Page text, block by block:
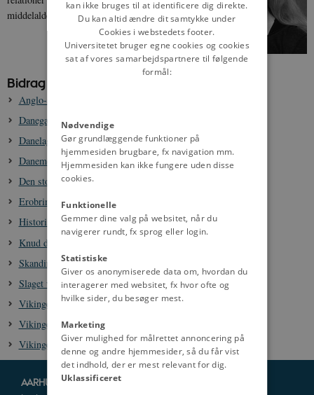
middelalder
Bidrag til danmarkshistorien.dk:
Anglo-skandinavisk kultur
Danegæld - vikingernes opkrævninger af tribut
Danelagen
Danemordet 13. november 1002
Den store hær 865-878
Erobringstogter til England 991-1016
Historisk maleri - Midvinterblot
Knud den Store, ca. 995-1035
Skandinaviske bosættelser i England
Slaget ved Stamford Bridge i 1066
Vikingerne i England, 793-1066
Vikingetidens York
Vikingetogter i England 793-896
AARHUS UNIVERSITET
kan ikke bruges til at identificere dig direkte.
Du kan altid ændre dit samtykke under
Cookies i webstedets footer.
Universitetet bruger egne cookies og cookies
sat af vores samarbejdspartnere til følgende
formål:
Nødvendige
Gør grundlæggende funktioner på
hjemmesiden brugbare, fx navigation mm.
Hjemmesiden kan ikke fungere uden disse
cookies.
Funktionelle
Gemmer dine valg på websitet, når du
navigerer rundt, fx sprog eller login.
Statistiske
Giver os anonymiserede data om, hvordan du
interagerer med websitet, fx hvor ofte og
hvilke sider, du besøger mest.
Marketing
Giver mulighed for målrettet annoncering på
denne og andre hjemmesider, så du får vist
det indhold, der er mest relevant for dig.
Uklassificeret